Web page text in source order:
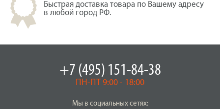
Быстрая доставка товара по Вашему адресу
в любой город РФ.
+7 (495) 151-84-38
ПН-ПТ 9:00 - 18:00
Мы в социальных сетях: